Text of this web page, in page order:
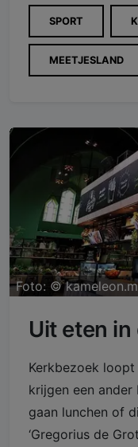
SPORT
MEETJESLAND
Foto: ©
Uit eten
Kerkbezoek
krijgen een ander
gaan lunchen of
‘Gregorius de